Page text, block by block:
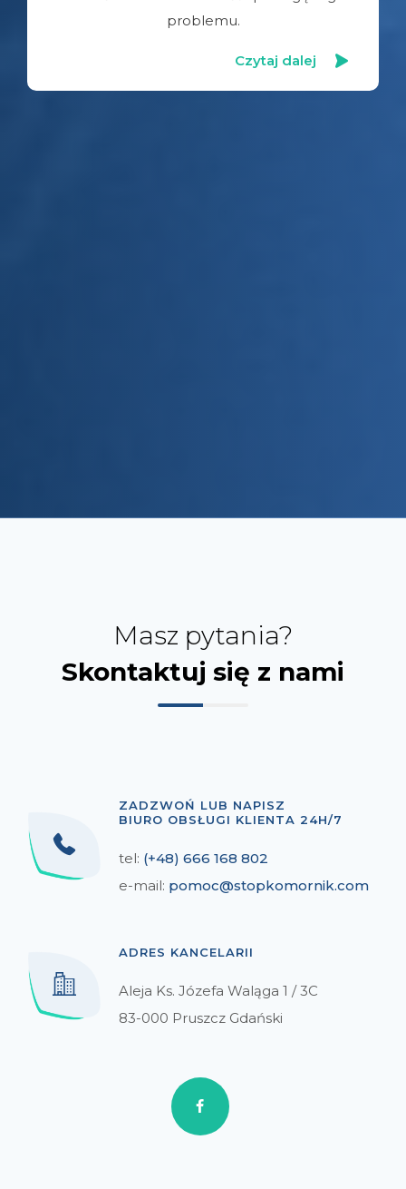
problemu.
Czytaj dalej
Masz pytania?
Skontaktuj się z nami
ZADZWOŃ LUB NAPISZ
BIURO OBSŁUGI KLIENTA 24H/7
tel: (+48) 666 168 802
e-mail: pomoc@stopkomornik.com
ADRES KANCELARII
Aleja Ks. Józefa Waląga 1 / 3C
83-000 Pruszcz Gdański